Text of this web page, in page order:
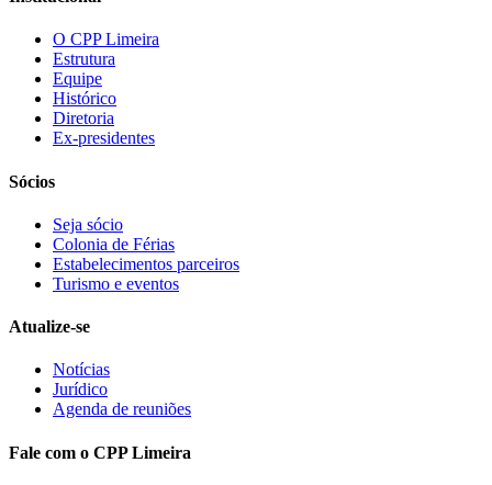
O CPP Limeira
Estrutura
Equipe
Histórico
Diretoria
Ex-presidentes
Sócios
Seja sócio
Colonia de Férias
Estabelecimentos parceiros
Turismo e eventos
Atualize-se
Notícias
Jurídico
Agenda de reuniões
Fale com o CPP Limeira